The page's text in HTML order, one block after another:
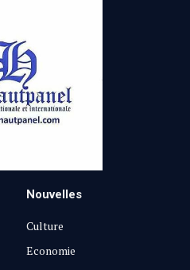
Nouvelles
Culture
Economie